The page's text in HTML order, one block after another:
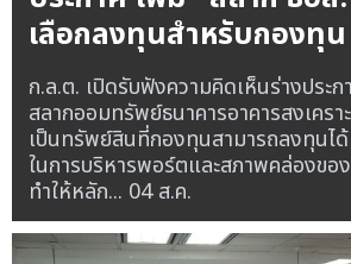
เลือกลงทุนสำหรับกองทุน
ก.ล.ต. เปิดรับฟังความคิดเห็นร่างประ
สลากออมทรัพย์ธนาคารอาคารสงเครา
เป็นทรัพย์สินที่กองทุนสามารถลงทุนไ
ในการบริหารพอร์ตและสภาพคล่องข
ทำให้หลัก... 04 ส.ค.